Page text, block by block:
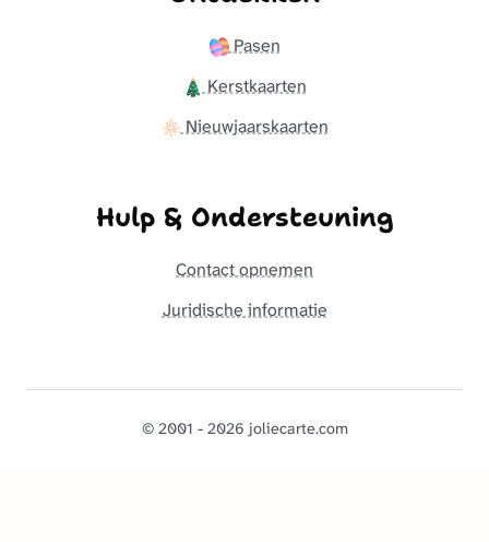
Pasen
Kerstkaarten
Nieuwjaarskaarten
Hulp & Ondersteuning
Contact opnemen
Juridische informatie
© 2001 - 2026 joliecarte.com